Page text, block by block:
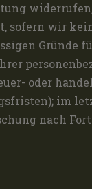
sofern wir
Gründe
oder
im
nach